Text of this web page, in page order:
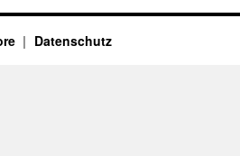
Datenschutz